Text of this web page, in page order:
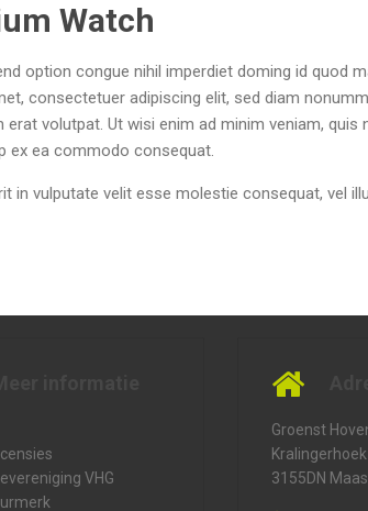
Watch
option congue nihil imperdiet doming id quod
consectetuer adipiscing elit, sed diam
volutpat. Ut wisi enim ad minim veniam, quis
ex ea commodo consequat.
in vulputate velit esse molestie consequat, vel
VHG
Groenst
3155DN